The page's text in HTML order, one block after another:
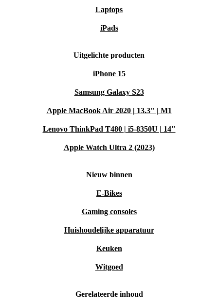
Laptops
iPads
Uitgelichte producten
iPhone 15
Samsung Galaxy S23
Apple MacBook Air 2020 | 13.3" | M1
Lenovo ThinkPad T480 | i5-8350U | 14"
Apple Watch Ultra 2 (2023)
Nieuw binnen
E-Bikes
Gaming consoles
Huishoudelijke apparatuur
Keuken
Witgoed
Gerelateerde inhoud